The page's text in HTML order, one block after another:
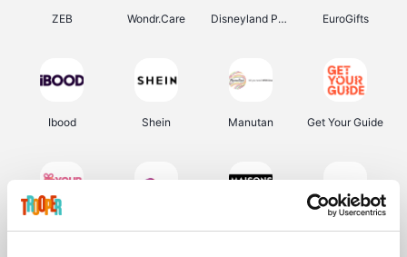
ZEB Wondr.Care Disneyland Paris EuroGifts
Ibood Shein Manutan Get Your Guide